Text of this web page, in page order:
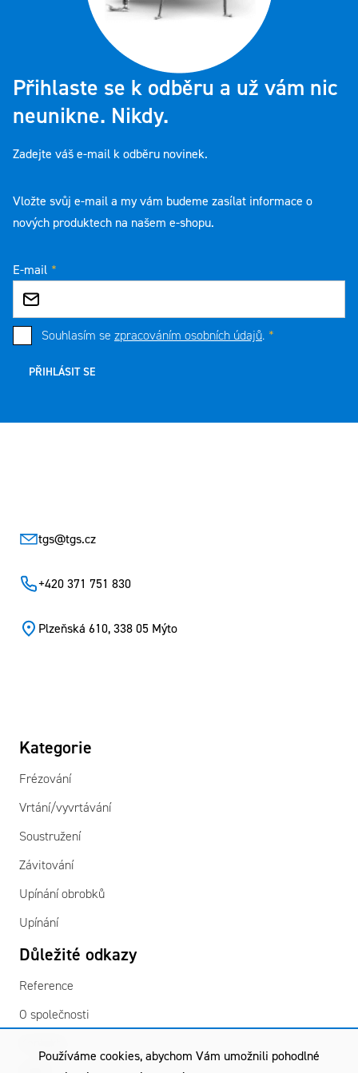
Používáme cookies, abychom Vám umožnili pohodlné
Přihlaste se k odběru a už vám nic
neunikne. Nikdy.
Zadejte váš e-mail k odběru novinek.
Vložte svůj e-mail a my vám budeme zasílat informace o
nových produktech na našem e-shopu.
E-mail
Souhlasím se zpracováním osobních údajů.
PŘIHLÁSIT SE
tgs@tgs.cz
+420 371 751 830
Plzeňská 610, 338 05 Mýto
Kategorie
Frézování
Vrtání/vyvrtávání
Soustružení
Závitování
Upínání obrobků
Upínání
Důležité odkazy
Reference
O společnosti